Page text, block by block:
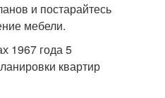
и постарайтесь
мебели.